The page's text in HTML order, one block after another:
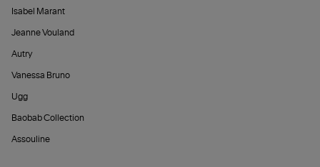
Isabel Marant
Jeanne Vouland
Autry
Vanessa Bruno
Ugg
Baobab Collection
Assouline